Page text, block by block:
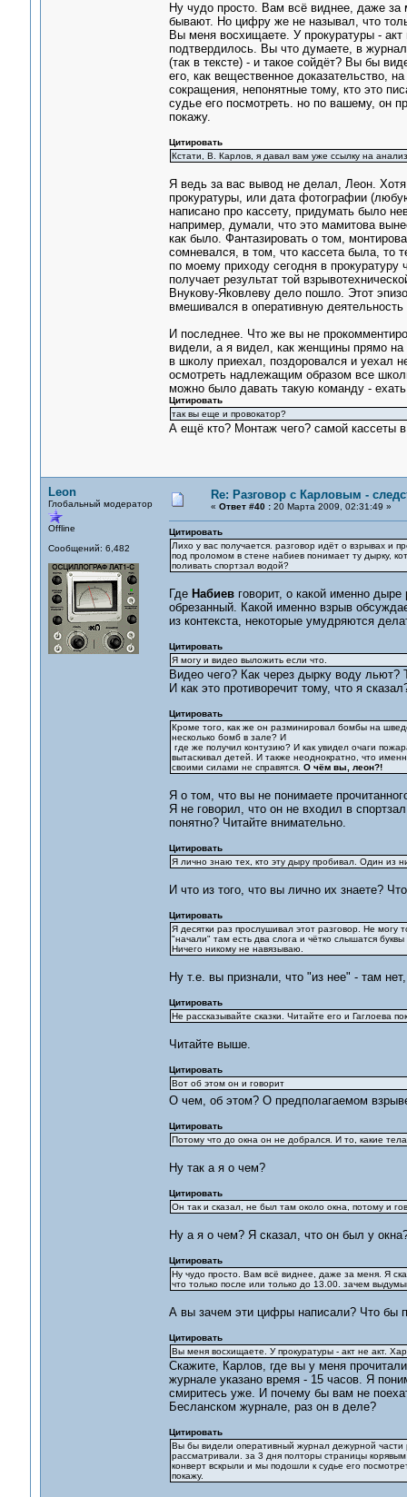
Ну чудо просто. Вам всё виднее, даже за
бывают. Но цифру же не называл, что
Вы меня восхищаете. У прокуратуры - акт
подтвердилось. Вы что думаете, в
(так в тексте) - и такое сойдёт? Вы бы
его, как вещественное доказательство,
сокращения, непонятные тому, кто это
судье его посмотреть. но по вашему, он
покажу.
Цитировать
Кстати, В. Карлов, я давал вам уже ссылку на
Я ведь за вас вывод не делал, Леон.
прокуратуры, или дата фотографии
написано про кассету, придумать было
например, думали, что это мамитова
как было. Фантазировать о том,
сомневался, в том, что кассета была, то
по моему приходу сегодня в прокуратуру
получает результат той
Внукову-Яковлеву дело пошло. Этот
вмешивался в оперативную
И последнее. Что же вы не
видели, а я видел, как женщины прямо на
в школу приехал, поздоровался и уехал
осмотреть надлежащим образом все
можно было давать такую команду -
Цитировать
так вы еще и провокатор?
А ещё кто? Монтаж чего? самой кассеты
Leon
Глобальный модератор
Offline
Сообщений: 6,482
Re: Разговор с Карловым -
« Ответ #40 :20 Марта 2009, 02:31:49 »
Цитировать
Лихо у вас получается. разговор идёт о взрывах и
под проломом в стене набиев понимает ту дырку,
поливать спортзал водой?
Где Набиевговорит, о какой именно
обрезанный. Какой именно взрыв
из контекста, некоторые умудряются
Цитировать
Я могу и видео выложить если что.
Видео чего? Как через дырку воду льют?
И как это противоречит тому, что я
Цитировать
Кроме того, как же он разминировал бомбы на
несколько бомб в зале? И
где же получил контузию? И как увидел очаги
вытаскивал детей. И также неоднократно, что
своими силами не справятся. О чём вы, леон?!
Я о том, что вы не понимаете
Я не говорил, что он не входил в
понятно? Читайте внимательно.
Цитировать
Я лично знаю тех, кто эту дыру пробивал. Один из
И что из того, что вы лично их знаете?
Цитировать
Я десятки раз прослушивал этот разговор. Не
"начали" там есть два слога и чётко слышатся
Ничего никому не навязываю.
Ну т.е. вы признали, что "из нее" - там
Цитировать
Не рассказывайте сказки. Читайте его и Гаглоева
Читайте выше.
Цитировать
Вот об этом он и говорит
О чем, об этом? О предполагаемом
Цитировать
Потому что до окна он не добрался. И то, какие
Ну так а я о чем?
Цитировать
Он так и сказал, не был там около окна, потому и
Ну а я о чем? Я сказал, что он был у
Цитировать
Ну чудо просто. Вам всё виднее, даже за меня. Я
что только после или только до 13.00. зачем
А вы зачем эти цифры написали? Что бы
Цитировать
Вы меня восхищаете. У прокуратуры - акт не акт.
Скажите, Карлов, где вы у меня
журнале указано время - 15 часов. Я
смиритесь уже. И почему бы вам не
Бесланском журнале, раз он в деле?
Цитировать
Вы бы видели оперативный журнал дежурной части
рассматривали. за 3 дня полторы страницы
конверт вскрыли и мы подошли к судье его
покажу.